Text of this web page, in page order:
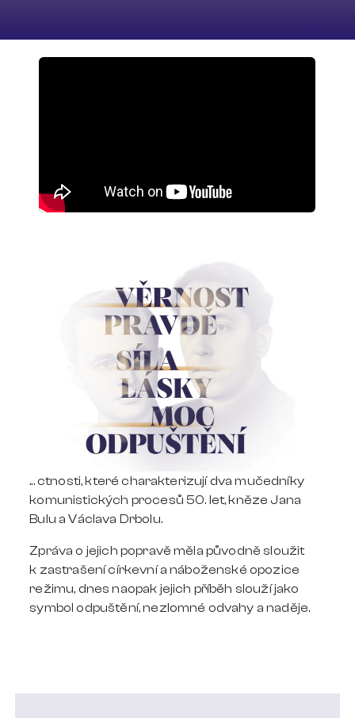
... ctnosti, které charakterizují dva mučedníky
komunistických procesů 50. let, kněze Jana
Bulu a Václava Drbolu.
Zpráva o jejich popravě měla původně sloužit
k zastrašení církevní a náboženské opozice
režimu, dnes naopak jejich příběh slouží jako
symbol odpuštění, nezlomné odvahy a naděje.